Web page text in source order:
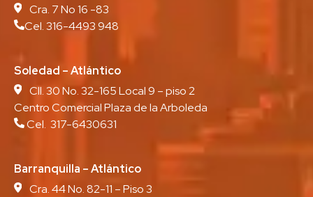
Cra. 7 No 16 -83
Cel. 316-4493 948
Soledad – Atlántico
Cll. 30 No. 32-165 Local 9 – piso 2
Centro Comercial Plaza de la Arboleda
Cel. 317-6430631
Barranquilla – Atlántico
Cra. 44 No. 82-11 – Piso 3